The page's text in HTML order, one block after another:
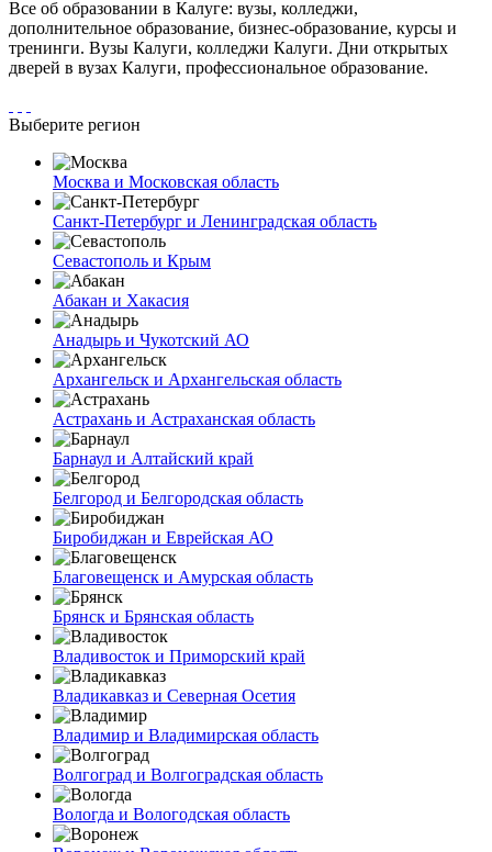
Все об образовании в Калуге: вузы, колледжи,
дополнительное образование, бизнес-образование, курсы и
тренинги. Вузы Калуги, колледжи Калуги. Дни открытых
дверей в вузах Калуги, профессиональное образование.
Выберите регион
Москва и Московская область
Санкт-Петербург и Ленинградская область
Севастополь и Крым
Абакан и Хакасия
Анадырь и Чукотский АО
Архангельск и Архангельская область
Астрахань и Астраханская область
Барнаул и Алтайский край
Белгород и Белгородская область
Биробиджан и Еврейская АО
Благовещенск и Амурская область
Брянск и Брянская область
Владивосток и Приморский край
Владикавказ и Северная Осетия
Владимир и Владимирская область
Волгоград и Волгоградская область
Вологда и Вологодская область